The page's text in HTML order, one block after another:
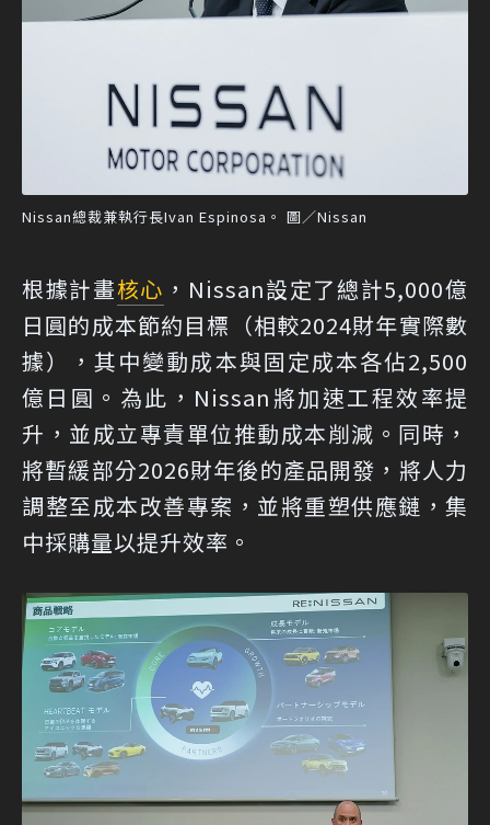
Nissan總裁兼執行長Ivan Espinosa。 圖／Nissan
根據計畫核心 ，Nissan設定了總計5,000億
日圓的成本節約目標（相較2024財年實際數
據），其中變動成本與固定成本各佔2,500
億日圓。為此，Nissan將加速工程效率提
升，並成立專責單位推動成本削減。同時，
將暫緩部分2026財年後的產品開發，將人力
調整至成本改善專案，並將重塑供應鏈，集
中採購量以提升效率。